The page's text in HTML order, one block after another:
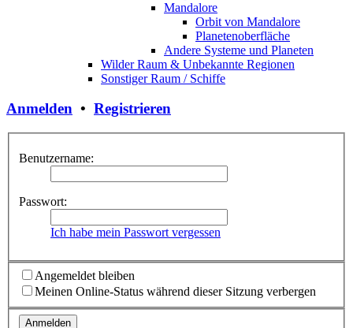
Mandalore
Orbit von Mandalore
Planetenoberfläche
Andere Systeme und Planeten
Wilder Raum & Unbekannte Regionen
Sonstiger Raum / Schiffe
Anmelden • Registrieren
Benutzername:
Passwort:
Ich habe mein Passwort vergessen
Angemeldet bleiben
Meinen Online-Status während dieser Sitzung verbergen